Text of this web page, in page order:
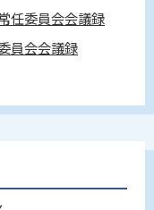
任委員会会議録
員会会議録